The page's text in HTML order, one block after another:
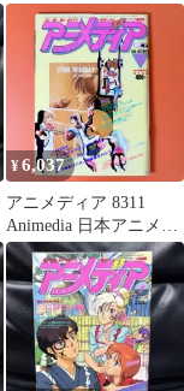
一刻 ガンダム サジ
タリウス
¥6,037
アニメディア 8311
Animedia 日本アニメ漫
画古典雑誌イラスト